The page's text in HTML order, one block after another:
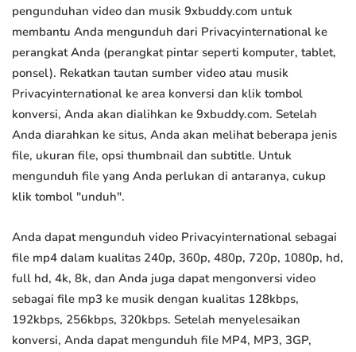
pengunduhan video dan musik 9xbuddy.com untuk
membantu Anda mengunduh dari Privacyinternational ke
perangkat Anda (perangkat pintar seperti komputer, tablet,
ponsel). Rekatkan tautan sumber video atau musik
Privacyinternational ke area konversi dan klik tombol
konversi, Anda akan dialihkan ke 9xbuddy.com. Setelah
Anda diarahkan ke situs, Anda akan melihat beberapa jenis
file, ukuran file, opsi thumbnail dan subtitle. Untuk
mengunduh file yang Anda perlukan di antaranya, cukup
klik tombol "unduh".
Anda dapat mengunduh video Privacyinternational sebagai
file mp4 dalam kualitas 240p, 360p, 480p, 720p, 1080p, hd,
full hd, 4k, 8k, dan Anda juga dapat mengonversi video
sebagai file mp3 ke musik dengan kualitas 128kbps,
192kbps, 256kbps, 320kbps. Setelah menyelesaikan
konversi, Anda dapat mengunduh file MP4, MP3, 3GP,